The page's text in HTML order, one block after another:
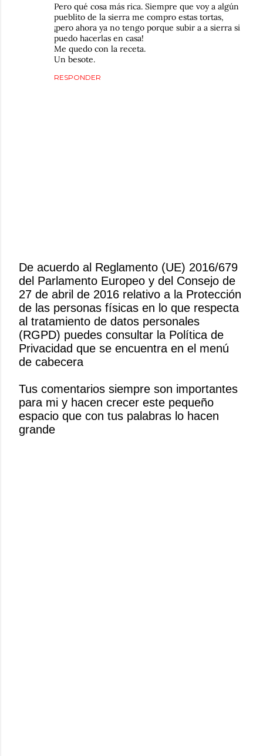
Pero qué cosa más rica. Siempre que voy a algún
pueblito de la sierra me compro estas tortas,
¡pero ahora ya no tengo porque subir a a sierra si
puedo hacerlas en casa!
Me quedo con la receta.
Un besote.
RESPONDER
P
u
b
l
i
c
a
u
n
c
o
De acuerdo al Reglamento (UE) 2016/679
del Parlamento Europeo y del Consejo de
27 de abril de 2016 relativo a la Protección
de las personas físicas en lo que respecta
al tratamiento de datos personales
(RGPD) puedes consultar la Política de
Privacidad que se encuentra en el menú
de cabecera
Tus comentarios siempre son importantes
para mi y hacen crecer este pequeño
espacio que con tus palabras lo hacen
grande